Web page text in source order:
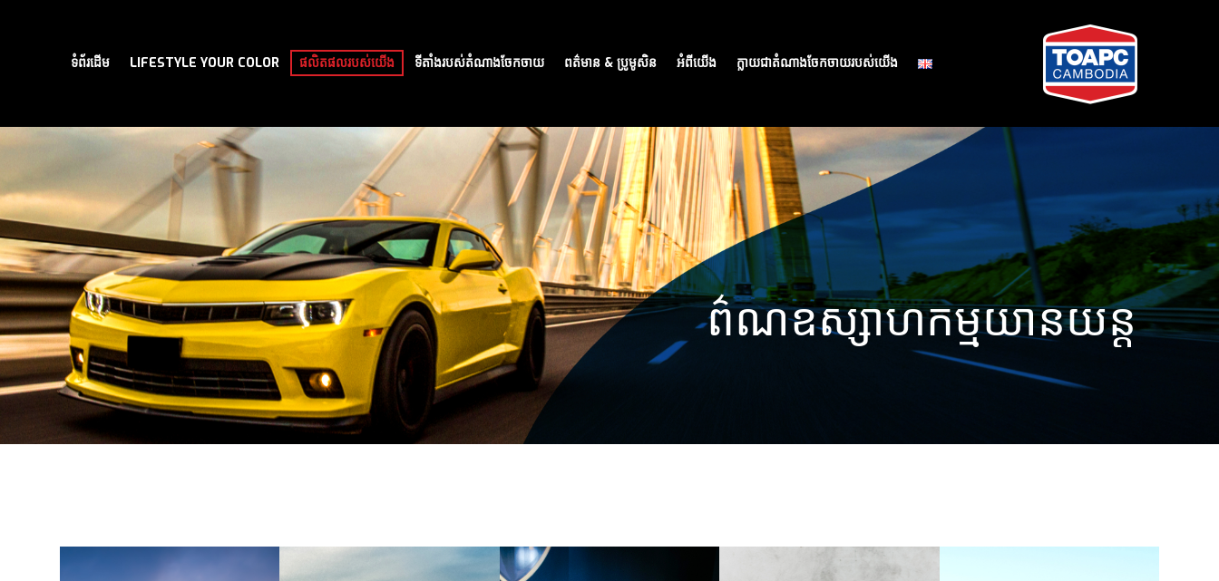
ទំព័រដើម LIFESTYLE YOUR COLOR ផលិតផលរបស់យើង ទីតាំងរបស់តំណាងចែកចាយ ពត៌មាន & ប្រូមូសិន អំពីយើង ក្លាយជាតំណាងចែកចាយរបស់យើង
ព៌ណឧស្សាហកម្មយានយន្ត